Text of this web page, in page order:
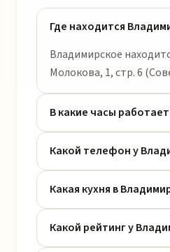
Где находится
Владимирское
Молокова, 1, стр. 6
В какие часы
Какой телефон у
Какая кухня в
Какой рейтинг у